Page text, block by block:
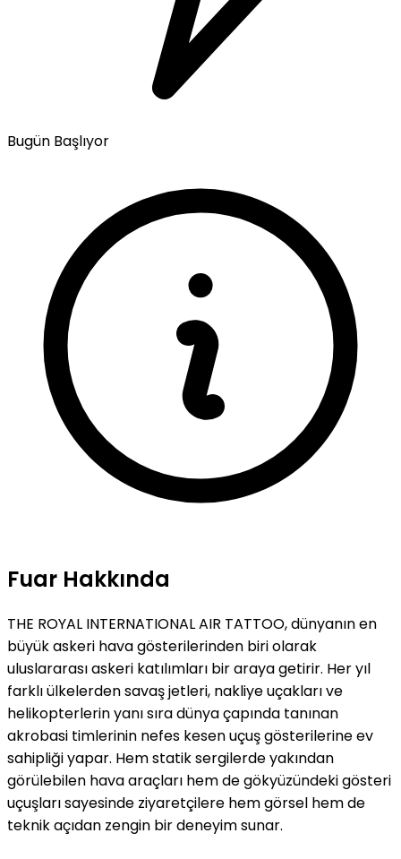
Bugün Başlıyor
Fuar Hakkında
THE ROYAL INTERNATIONAL AIR TATTOO, dünyanın en
büyük askeri hava gösterilerinden biri olarak
uluslararası askeri katılımları bir araya getirir. Her yıl
farklı ülkelerden savaş jetleri, nakliye uçakları ve
helikopterlerin yanı sıra dünya çapında tanınan
akrobasi timlerinin nefes kesen uçuş gösterilerine ev
sahipliği yapar. Hem statik sergilerde yakından
görülebilen hava araçları hem de gökyüzündeki gösteri
uçuşları sayesinde ziyaretçilere hem görsel hem de
teknik açıdan zengin bir deneyim sunar.